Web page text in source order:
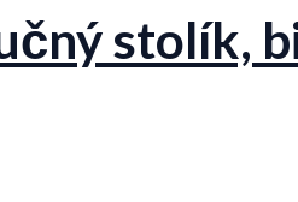
stolík,